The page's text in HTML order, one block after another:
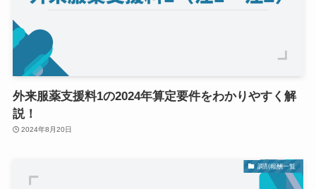
外来服薬支援料1の2024年算定要件をわかりやすく解
説！
2024年8月20日
調剤報酬一覧